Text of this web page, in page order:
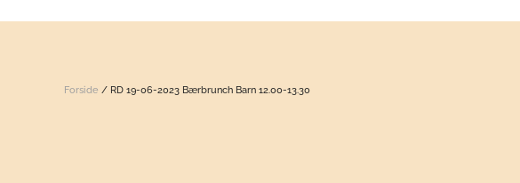
Forside / RD 19-06-2023 Bærbrunch Barn 12.00-13.30